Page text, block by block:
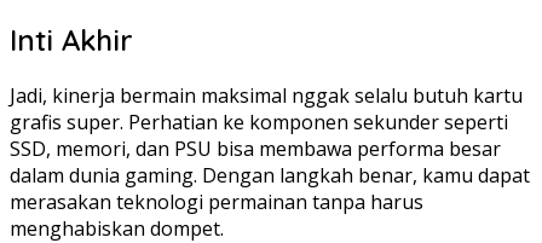
Inti Akhir
Jadi, kinerja bermain maksimal nggak selalu butuh kartu
grafis super. Perhatian ke komponen sekunder seperti
SSD, memori, dan PSU bisa membawa performa besar
dalam dunia gaming. Dengan langkah benar, kamu dapat
merasakan teknologi permainan tanpa harus
menghabiskan dompet.